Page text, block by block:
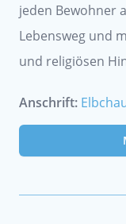
jeden Bewohner
Lebensweg und
und religiösen
Anschrift: